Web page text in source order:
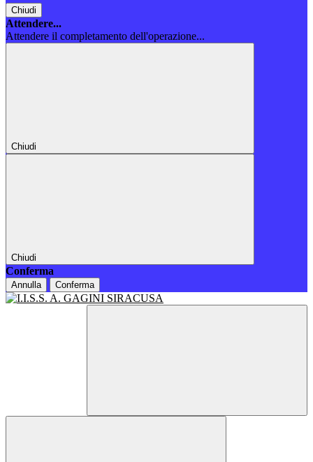
Chiudi
Attendere...
Attendere il completamento dell'operazione...
Chiudi
Chiudi
Conferma
Annulla Conferma